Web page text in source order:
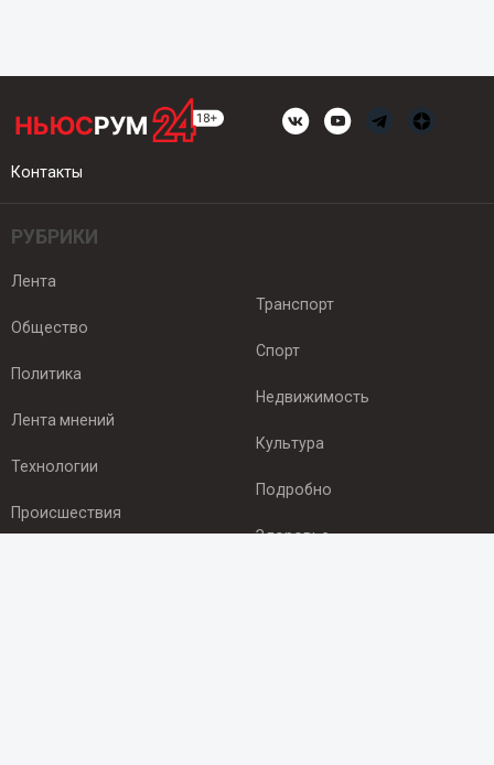
Контакты
РУБРИКИ
Лента
Общество
Политика
Лента мнений
Технологии
Происшествия
Транспорт
Спорт
Недвижимость
Культура
Подробно
Здоровье